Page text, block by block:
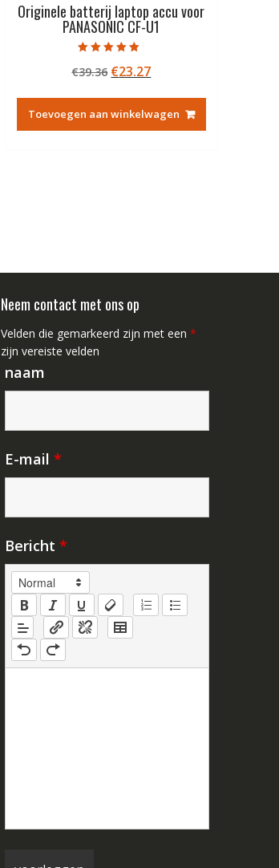
Originele batterij laptop accu voor
PANASONIC CF-U1
5.00
uit 5
€39.36 Oorspronkelijke
was:
€39.36.
€23.27Huidige
€23.27.
Toevoegen aan winkelwagen
Neem contact met ons op
Velden die gemarkeerd zijn met een *
zijn vereiste velden
naam
E-mail *
Bericht *